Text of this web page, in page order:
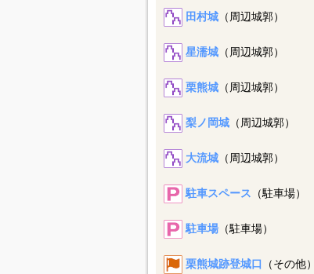
田村城（周辺城郭）
星濡城（周辺城郭）
栗熊城（周辺城郭）
梨ノ岡城（周辺城郭）
大流城（周辺城郭）
駐車スペース （駐車場）
駐車場（駐車場）
栗熊城跡登城口 （その他）